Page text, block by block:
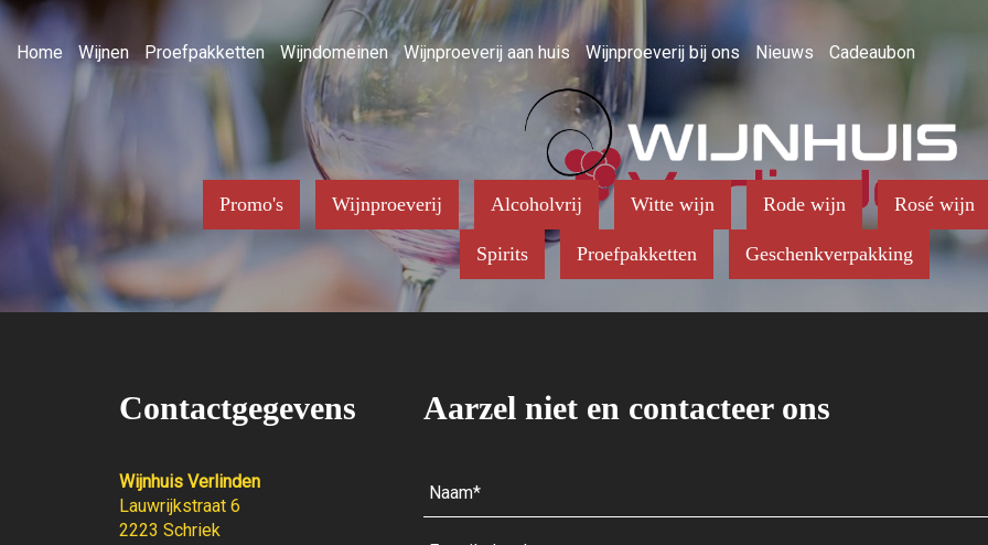
Home Wijnen Proefpakketten Wijndomeinen Wijnproeverij aan huis Wijnproeverij bij ons Nieuws Cadeaubon
Promo's Wijnproeverij Alcoholvrij Witte wijn Rode wijn Rosé wijn
Spirits Proefpakketten Geschenkverpakking
Contactgegevens
Wijnhuis Verlinden
Lauwrijkstraat 6
2223 Schriek
Aarzel niet en contacteer ons